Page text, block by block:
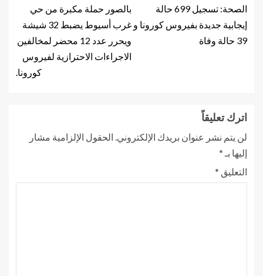
الصحة: تسجيل 699 حالة
إيجابية جديدة بفيروس كورونا و
39 حالة وفاة
بالصور حملة مكبرة من حي
غرب أسيوط يضبط 32 شيشة
ويحرر عدد 12 محضر لمخالفين
الاجراءات الاحترازية لفيروس
كورونا.
اترك تعليقاً
لن يتم نشر عنوان بريدك الإلكتروني. الحقول الإلزامية مشار
إليها بـ *
التعليق *